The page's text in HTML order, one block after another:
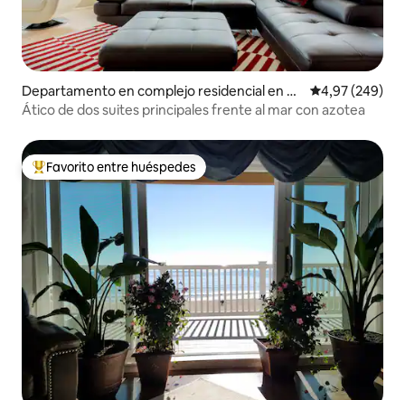
Departamento en complejo residencial en Po
rtland
Calificación
4,97 (249)
Ático de dos suites principales frente al mar con azotea
Favorito entre los huéspedes más destacados
Favorito entre huéspedes